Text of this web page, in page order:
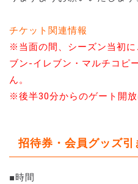
チケット関連情報
※当面の間、シーズン当初
ブン-イレブン・マルチコピ
ん。
※後半30分からのゲート開放
招待券・会員グッズ引
■時間